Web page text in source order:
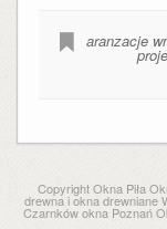
aranzacje
Copyright Okna Piła
drewna i okna drewniane
Czarnków okna Poznań